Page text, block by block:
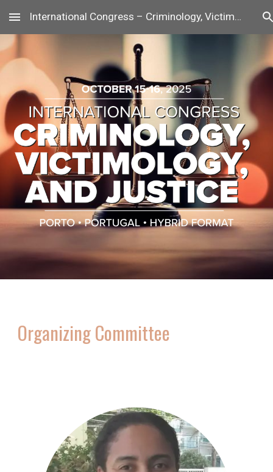
Skip to main content Skip to navigation
International Congress – Criminology, Victimology, and Justice
Organizing Committee